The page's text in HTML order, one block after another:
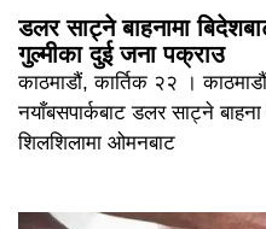
डलर साट्ने बाहनामा
गुल्मीका दुई जना पक्राउ
काठमाडौं, कार्तिक २२ ।
नयाँबसपार्कबाट डलर साट्ने बाहना
शिलशिलामा ओमनबाट